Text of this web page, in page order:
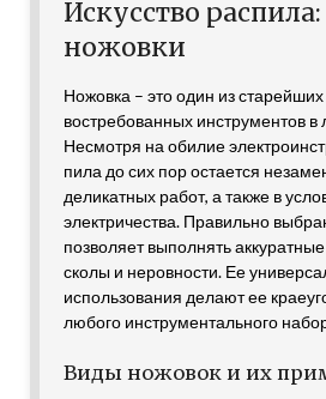
Искусство
ножовки
Ножовка – это один из
востребованных инструментов
Несмотря на обилие
пила до сих пор остается
деликатных работ, а также в
электричества. Правильно
позволяет выполнять
сколы и неровности. Ее
использования делают ее
любого инструментального
Виды ножовок и их